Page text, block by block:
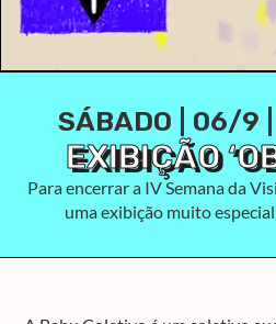
SÁBADO | 06/9
EXIBIÇÃO
Para encerrar a IV Semana da
uma exibição muito